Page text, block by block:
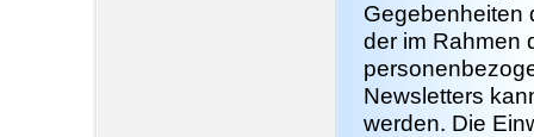
Gegebenheiten
der im Rahmen
Newsletters
werden. Die